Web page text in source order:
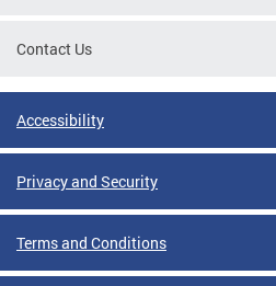
Contact Us
Accessibility
Privacy and Security
Terms and Conditions